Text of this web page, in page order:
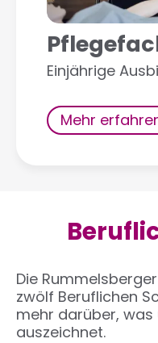
Einjährige
Mehr
Die
zwölf Beruflichen
mehr darüber, was
auszeichnet.